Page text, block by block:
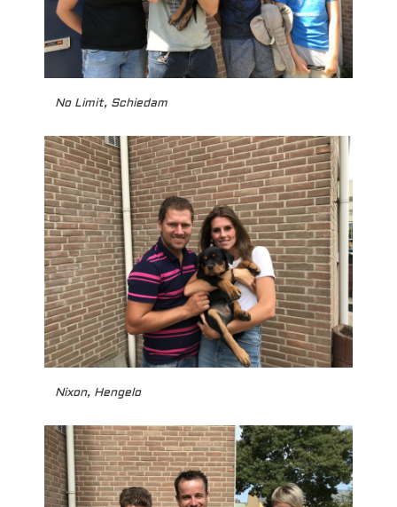
No Limit, Schiedam
Nixon, Hengelo